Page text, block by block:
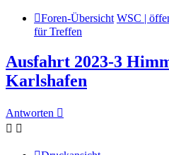
Foren-Übersicht WSC |
für Treffen
Ausfahrt 2023-3
Karlshafen
Antworten